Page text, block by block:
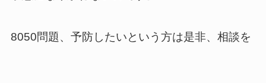
8050問題、予防したいという方は是非、相談を